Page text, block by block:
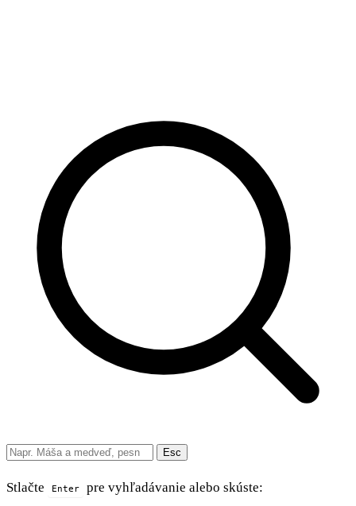
Esc
Stlačte Enter pre vyhľadávanie alebo skúste: